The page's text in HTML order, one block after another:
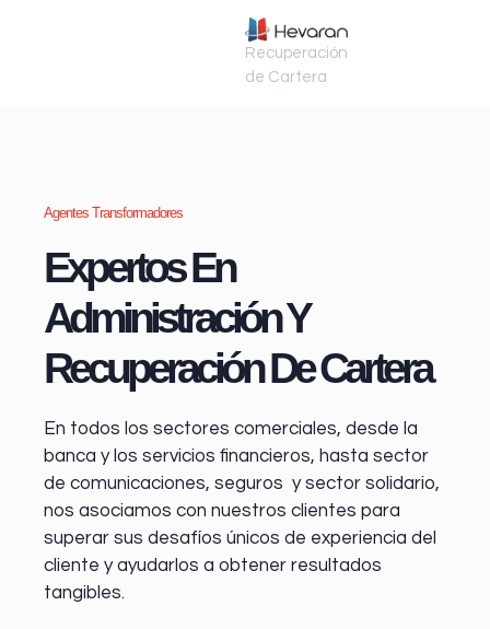
Recuperación
de Cartera
Agentes Transformadores
Expertos En
Administración Y
Recuperación De Cartera
En todos los sectores comerciales, desde la
banca y los servicios financieros, hasta sector
de comunicaciones, seguros y sector solidario,
nos asociamos con nuestros clientes para
superar sus desafíos únicos de experiencia del
cliente y ayudarlos a obtener resultados
tangibles.